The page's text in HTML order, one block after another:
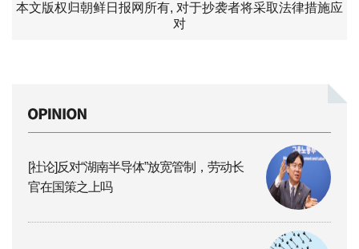
本文版权归朝鲜日报网所有, 对于抄袭者将采取法律措施应
对
[社论]反对“湖南半导体”放宽管制，劳动长
官在国策之上吗